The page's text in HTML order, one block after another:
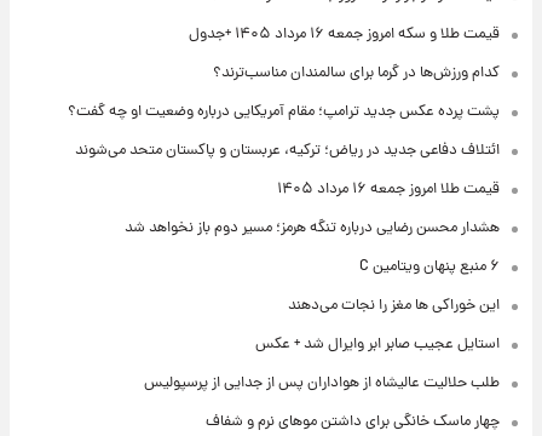
قیمت طلا و سکه امروز جمعه ۱۶ مرداد ۱۴۰۵ +جدول
کدام ورزش‌ها در گرما برای سالمندان مناسب‌ترند؟
پشت پرده عکس جدید ترامپ؛ مقام آمریکایی درباره وضعیت او چه گفت؟
ائتلاف دفاعی جدید در ریاض؛ ترکیه، عربستان و پاکستان متحد می‌شوند
قیمت طلا امروز جمعه ۱۶ مرداد ۱۴۰۵
هشدار محسن رضایی درباره تنگه هرمز؛ مسیر دوم باز نخواهد شد
۶ منبع پنهان ویتامین C
این خوراکی ها مغز را نجات می‌دهند
استایل عجیب صابر ابر وایرال شد + عکس
طلب حلالیت عالیشاه از هواداران پس از جدایی از پرسپولیس
چهار ماسک خانگی برای داشتن موهای نرم و شفاف